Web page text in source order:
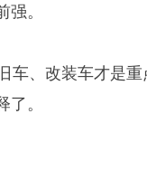
。
车、改装车才是
。